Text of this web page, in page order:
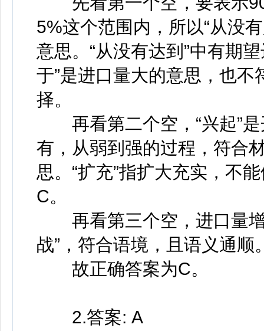
5%这个范围内，所以“从没
意思。“从没有达到”中有期
于”是进口量大的意思，也
择。
再看第二个空，“兴起”是
有，从弱到强的过程，符合
思。“扩充”指扩大充实，不
C。
再看第三个空，进口量增
战”，符合语境，且语义通顺
故正确答案为C。
2.答案: A